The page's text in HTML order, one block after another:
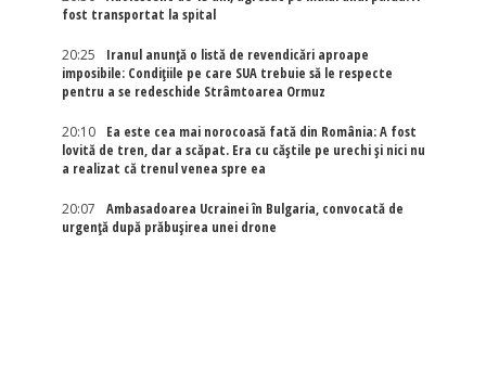
fost transportat la spital
20:25
Iranul anunță o listă de revendicări aproape
imposibile: Condițiile pe care SUA trebuie să le respecte
pentru a se redeschide Strâmtoarea Ormuz
20:10
Ea este cea mai norocoasă fată din România: A fost
lovită de tren, dar a scăpat. Era cu căștile pe urechi și nici nu
a realizat că trenul venea spre ea
20:07
Ambasadoarea Ucrainei în Bulgaria, convocată de
urgență după prăbușirea unei drone